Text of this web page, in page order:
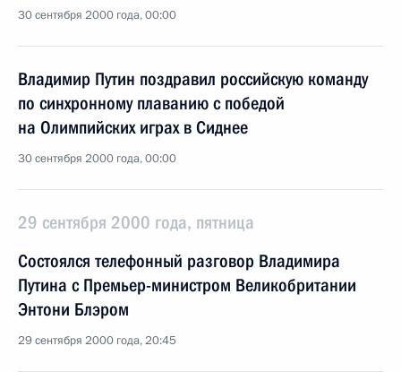
30 сентября 2000 года, 00:00
Владимир Путин поздравил российскую команду
по синхронному плаванию с победой
на Олимпийских играх в Сиднее
30 сентября 2000 года, 00:00
29 сентября 2000 года, пятница
Состоялся телефонный разговор Владимира
Путина с Премьер-министром Великобритании
Энтони Блэром
29 сентября 2000 года, 20:45